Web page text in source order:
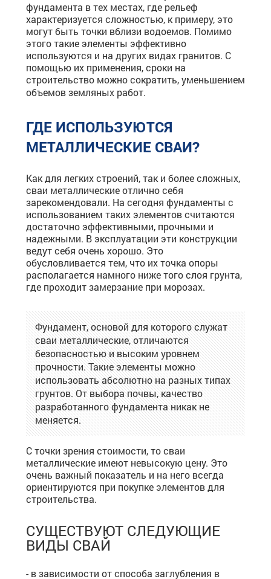
фундамента в тех местах, где рельеф
характеризуется сложностью, к примеру, это
могут быть точки вблизи водоемов. Помимо
этого такие элементы эффективно
используются и на других видах гранитов. С
помощью их применения, сроки на
строительство можно сократить, уменьшением
объемов земляных работ.
ГДЕ ИСПОЛЬЗУЮТСЯ
МЕТАЛЛИЧЕСКИЕ СВАИ?
Как для легких строений, так и более сложных,
сваи металлические отлично себя
зарекомендовали. На сегодня фундаменты с
использованием таких элементов считаются
достаточно эффективными, прочными и
надежными. В эксплуатации эти конструкции
ведут себя очень хорошо. Это
обусловливается тем, что их точка опоры
располагается намного ниже того слоя грунта,
где проходит замерзание при морозах.
Фундамент, основой для которого служат
сваи металлические, отличаются
безопасностью и высоким уровнем
прочности. Такие элементы можно
использовать абсолютно на разных типах
грунтов. От выбора почвы, качество
разработанного фундамента никак не
меняется.
С точки зрения стоимости, то сваи
металлические имеют невысокую цену. Это
очень важный показатель и на него всегда
ориентируются при покупке элементов для
строительства.
СУЩЕСТВУЮТ СЛЕДУЮЩИЕ
ВИДЫ СВАЙ
- в зависимости от способа заглубления в